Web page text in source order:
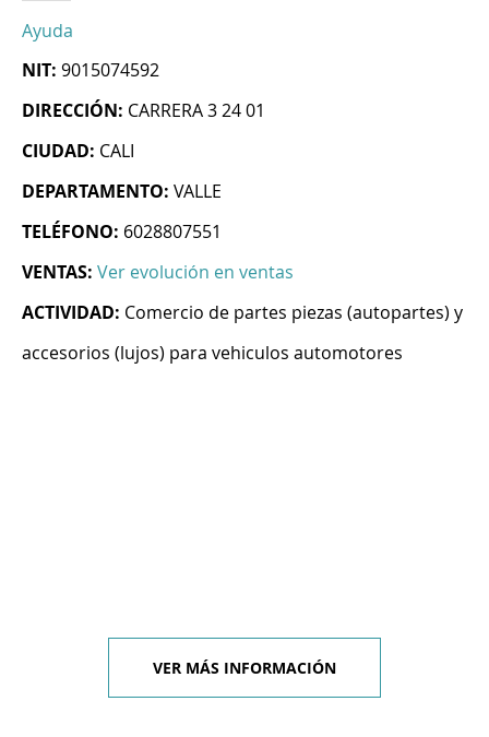
Ayuda
NIT: 9015074592
DIRECCIÓN: CARRERA 3 24 01
CIUDAD: CALI
DEPARTAMENTO: VALLE
TELÉFONO: 6028807551
VENTAS: Ver evolución en ventas
ACTIVIDAD: Comercio de partes piezas (autopartes) y
accesorios (lujos) para vehiculos automotores
VER MÁS INFORMACIÓN